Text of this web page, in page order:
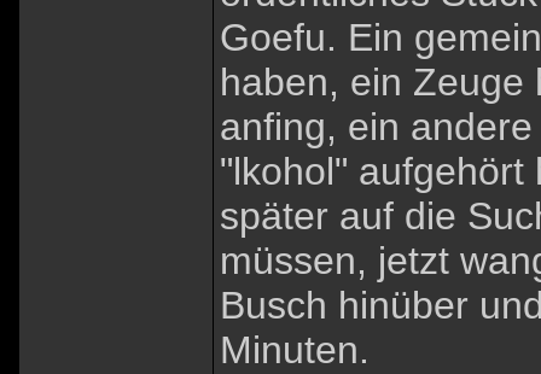
Goefu. Ein
haben, ein Zeuge
anfing, ein
"lkohol" aufgehört
später auf die
müssen, jetzt
Busch hinüber
Minuten.